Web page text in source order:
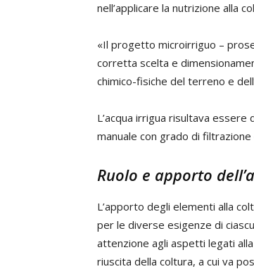
nell’applicare la nutrizione alla
«Il progetto microirriguo –
corretta scelta e
chimico-fisiche del terreno e
L’acqua irrigua risultava
manuale con grado di
Ruolo e apporto
L’apporto degli elementi alla
per le diverse esigenze di
attenzione agli aspetti legati
riuscita della coltura, a cui va